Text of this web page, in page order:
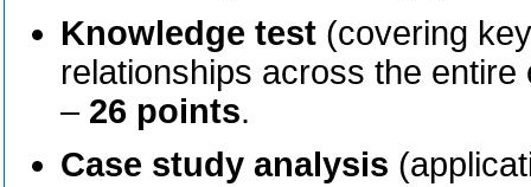
Knowledge test (covering
relationships across the
– 26 points.
Case study analysis